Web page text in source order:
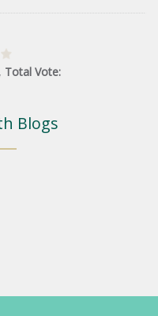
, Total Vote:
Blogs